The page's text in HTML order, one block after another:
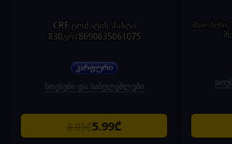
CRF ტომატის პასტა
830გრ/8690635061075
სოუსები და სანელებლები
8.95₾5.99₾